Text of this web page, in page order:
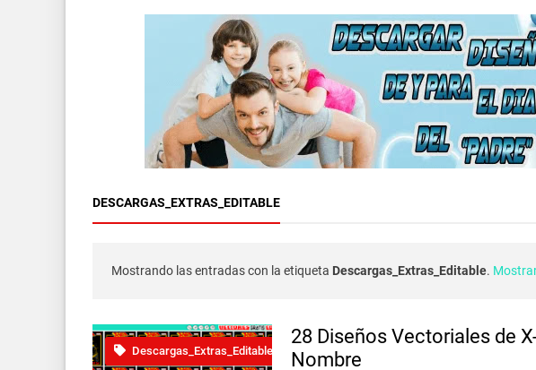
DESCARGAS_EXTRAS_EDITABLE
Mostrando las entradas con la etiqueta Descargas_Extras_Editable.
Descargas_Extras_Editable
28 Diseños Vectoriales de
Nombre